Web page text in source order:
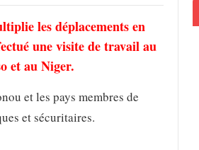
les déplacements en
une visite de travail au
et au Niger.
et les pays membres de
et sécuritaires.